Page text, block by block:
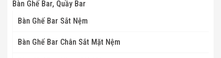
Bàn Ghế Bar, Quầy Bar
Bàn Ghế Bar Sắt Nệm
Bàn Ghế Bar Chân Sắt Mặt Nệm